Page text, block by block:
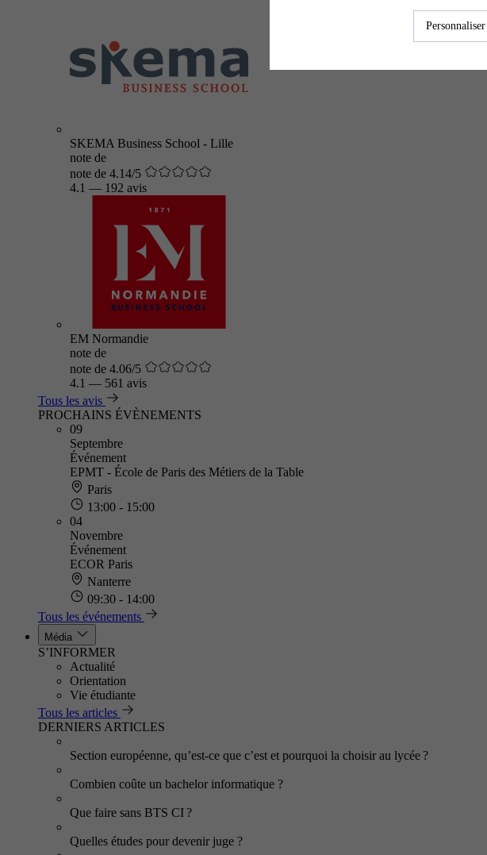
SKEMA Business School - Lille
note de
note de 4.14/5
4.1 — 192 avis
EM Normandie
note de
note de 4.06/5
4.1 — 561 avis
Tous les avis
PROCHAINS ÉVÈNEMENTS
09
Septembre
Événement
EPMT - École de Paris des Métiers de la Table
Paris
13:00 - 15:00
04
Novembre
Événement
ECOR Paris
Nanterre
09:30 - 14:00
Tous les événements
Média
S’INFORMER
Actualité
Orientation
Vie étudiante
Tous les articles
DERNIERS ARTICLES
Section européenne, qu’est-ce que c’est et pourquoi la choisir au lycée ?
Combien coûte un bachelor informatique ?
Que faire sans BTS CI ?
Quelles études pour devenir juge ?